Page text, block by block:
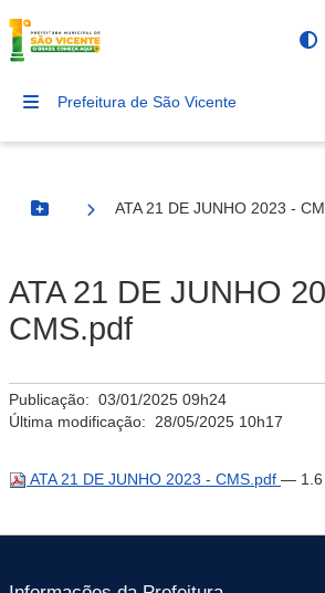
Prefeitura de São Vicente
Botão Menu
ATA 21 DE JUNHO 2023 -
ATA 21 DE JUNHO
CMS.pdf
Publicação: 03/01/2025 09h24
Última modificação: 28/05/2025 10h17
ATA 21 DE JUNHO 2023 - CMS.pdf — 1.6